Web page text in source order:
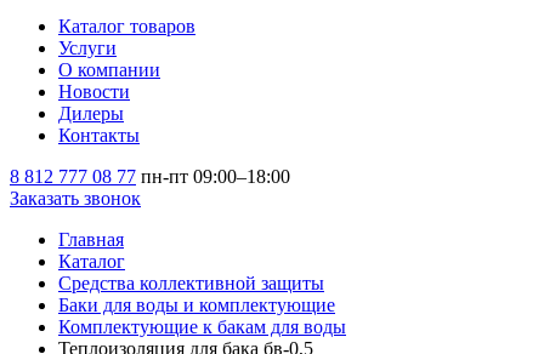
Каталог товаров
Услуги
О компании
Новости
Дилеры
Контакты
8 812 777 08 77 пн-пт 09:00–18:00
Заказать звонок
Главная
Каталог
Средства коллективной защиты
Баки для воды и комплектующие
Комплектующие к бакам для воды
Теплоизоляция для бака бв-0,5